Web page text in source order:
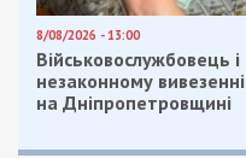
8/08/2026 - 13:00
Військовослужбовець
незаконному вивезенні
на Дніпропетровщині